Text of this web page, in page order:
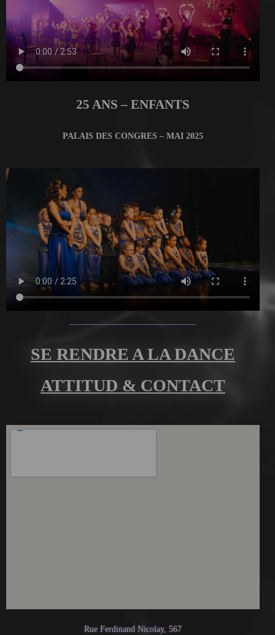
25 ANS – ENFANTS
PALAIS DES CONGRES – MAI 2025
SE RENDRE A LA DANCE
ATTITUD & CONTACT
Rue Ferdinand Nicolay, 567